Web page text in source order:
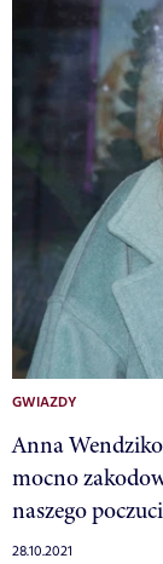
GWIAZDY
Anna
mocno
naszego
28.10.2021